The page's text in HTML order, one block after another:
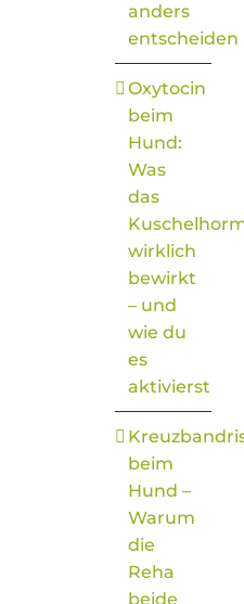
anders
entscheiden
Oxytocin
beim
Hund:
Was
das
wirklich
bewirkt
– und
wie du
es
aktivierst
beim
Hund –
Warum
die
Reha
beide